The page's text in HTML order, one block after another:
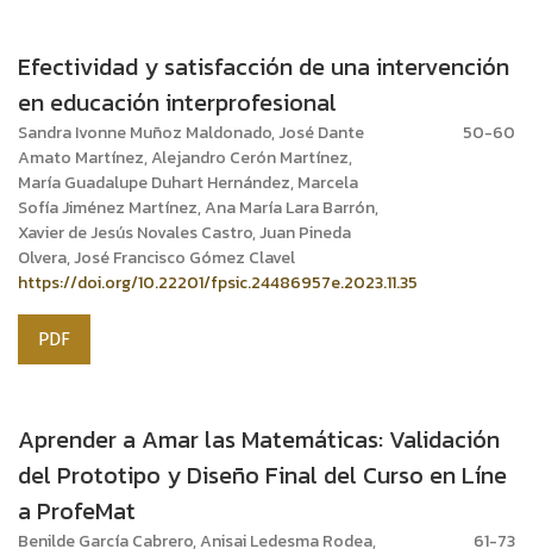
Efectividad y satisfacción de una intervención
en educación interprofesional
Sandra Ivonne Muñoz Maldonado, José Dante
Amato Martínez, Alejandro Cerón Martínez,
María Guadalupe Duhart Hernández, Marcela
Sofía Jiménez Martínez, Ana María Lara Barrón,
Xavier de Jesús Novales Castro, Juan Pineda
Olvera, José Francisco Gómez Clavel
50-60
https://doi.org/10.22201/fpsic.24486957e.2023.11.35
PDF
Aprender a Amar las Matemáticas: Validación
del Prototipo y Diseño Final del Curso en Líne
a ProfeMat
Benilde García Cabrero, Anisai Ledesma Rodea, 61-73